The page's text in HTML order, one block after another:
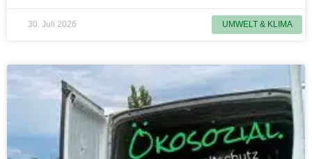
UMWELT & KLIMA
30. Juli 2026